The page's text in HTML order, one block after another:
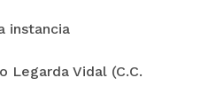
instancia
Legarda Vidal (C.C.